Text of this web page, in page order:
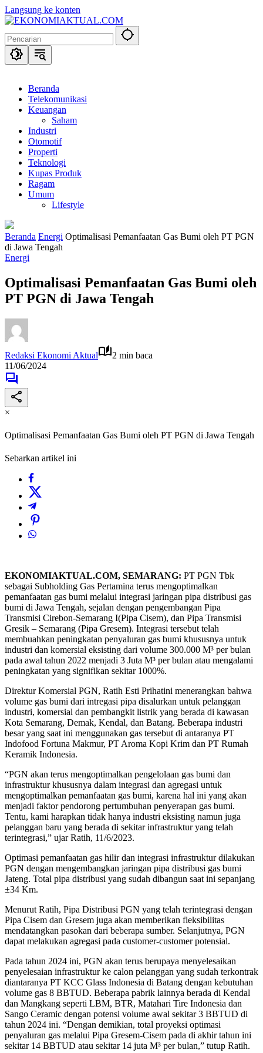
Langsung ke konten
Beranda
Telekomunikasi
Keuangan
Saham
Industri
Otomotif
Properti
Teknologi
Kupas Produk
Ragam
Umum
Lifestyle
Beranda Energi Optimalisasi Pemanfaatan Gas Bumi oleh PT PGN
di Jawa Tengah
Energi
Optimalisasi Pemanfaatan Gas Bumi oleh
PT PGN di Jawa Tengah
Redaksi Ekonomi Aktual
2 min baca
11/06/2024
×
Optimalisasi Pemanfaatan Gas Bumi oleh PT PGN di Jawa Tengah
Sebarkan artikel ini
EKONOMIAKTUAL.COM, SEMARANG: PT PGN Tbk
sebagai Subholding Gas Pertamina terus mengoptimalkan
pemanfaatan gas bumi melalui integrasi jaringan pipa distribusi gas
bumi di Jawa Tengah, sejalan dengan pengembangan Pipa
Transmisi Cirebon-Semarang I(Pipa Cisem), dan Pipa Transmisi
Gresik – Semarang (Pipa Gresem). Integrasi tersebut telah
membuahkan peningkatan penyaluran gas bumi khususnya untuk
industri dan komersial eksisting dari volume 300.000 M³ per bulan
pada awal tahun 2022 menjadi 3 Juta M³ per bulan atau mengalami
peningkatan yang signifikan sekitar 1000%.
Direktur Komersial PGN, Ratih Esti Prihatini menerangkan bahwa
volume gas bumi dari intregasi pipa disalurkan untuk pelanggan
industri, komersial dan pembangkit listrik yang berada di kawasan
Kota Semarang, Demak, Kendal, dan Batang. Beberapa industri
besar yang saat ini menggunakan gas tersebut di antaranya PT
Indofood Fortuna Makmur, PT Aroma Kopi Krim dan PT Rumah
Keramik Indonesia.
“PGN akan terus mengoptimalkan pengelolaan gas bumi dan
infrastruktur khususnya dalam integrasi dan agregasi untuk
mengoptimalkan pemanfaatan gas bumi, karena hal ini yang akan
menjadi faktor pendorong pertumbuhan penyerapan gas bumi.
Tentu, kami harapkan tidak hanya industri eksisting namun juga
pelanggan baru yang berada di sekitar infrastruktur yang telah
terintegrasi,” ujar Ratih, 11/6/2023.
Optimasi pemanfaatan gas hilir dan integrasi infrastruktur dilakukan
PGN dengan mengembangkan jaringan pipa distribusi gas bumi
Jateng. Total pipa distribusi yang sudah dibangun saat ini sepanjang
±34 Km.
Menurut Ratih, Pipa Distribusi PGN yang telah terintegrasi dengan
Pipa Cisem dan Gresem juga akan memberikan fleksibilitas
mendatangkan pasokan dari beberapa sumber. Selanjutnya, PGN
dapat melakukan agregasi pada customer-customer potensial.
Pada tahun 2024 ini, PGN akan terus berupaya menyelesaikan
penyelesaian infrastruktur ke calon pelanggan yang sudah terkontrak
diantaranya PT KCC Glass Indonesia di Batang dengan kebutuhan
volume gas 8 BBTUD. Beberapa pabrik lainnya berada di Kendal
dan Mangkang seperti LBM, BTR, Matahari Tire Indonesia dan
Sango Ceramic dengan potensi volume awal sekitar 3 BBTUD di
tahun 2024 ini. “Dengan demikian, total proyeksi optimasi
penyaluran gas melalui Pipa Gresem-Cisem pada di akhir tahun ini
sekitar 14 BBTUD atau sekitar 14 juta M³ per bulan,” tutup Ratih.